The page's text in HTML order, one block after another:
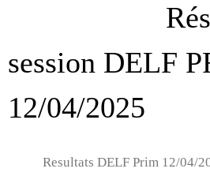
session DELF
12/04/2025
Resultats DELF Prim 12/04/